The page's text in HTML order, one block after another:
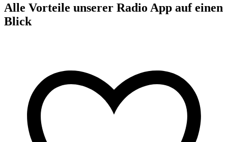
Alle Vorteile unserer Radio App auf einen
Blick